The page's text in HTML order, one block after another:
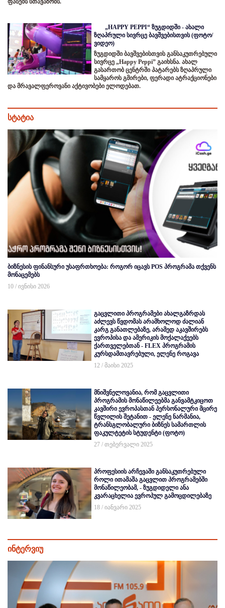
„HAPPY PEPPI“ ზუგდიდში - ახალი
ზღაპრული სივრცე ბავშვებისთვის (ფოტო/
ვიდეო)
ზუგდიდში ბავშვებისთვის განსაკუთრებული
სივრცე „Happy Peppi” გაიხსნა. ახალ
გასართობ ცენტრში პატარებს ზღაპრული
სამყაროს გმირები, ფერადი ატრაქციონები
და მრავალფეროვანი აქტივობები ელოდებათ.
სტატია
ბიზნესის ფინანსური უსაფრთხოება: როგორ იცავს POS პროგრამა თქვენს
მონაცემებს
10 / ივნისი 2026
გაცვლითი პროგრამები ახალგაზრდას
აძლევს წვდომას არამხოლოდ ძალიან
კარგ განათლებაზე, არამედ აკავშირებს
ევროპისა და ამერიკის მოქალაქეებს
ქართველებთან - FLEX პროგრამის
კურსდამთავრებული, ელენე როგავა
12 / მაისი 2025
მნიშვნელოვანია, რომ გაცვლითი
პროგრამის მონაწილეებმა განვამტკიცოთ
კავშირი ევროპასთან პერსონალური მცირე
წვლილის შეტანით - ელენე ნარმანია,
ტრანსგლობალური ბიზნეს სამართლის
ფაკულტეტის სტუდენტი (ფოტო)
27 / თებერვალი 2025
პროფესიის არჩევაში განსაკუთრებული
როლი ითამაშა გაცვლით პროგრამებში
მონაწილეობამ, - ზუგდიდელი ანა
კვარაცხელია ევროპულ გამოცდილებაზე
18 / იანვარი 2025
ინტერვიუ